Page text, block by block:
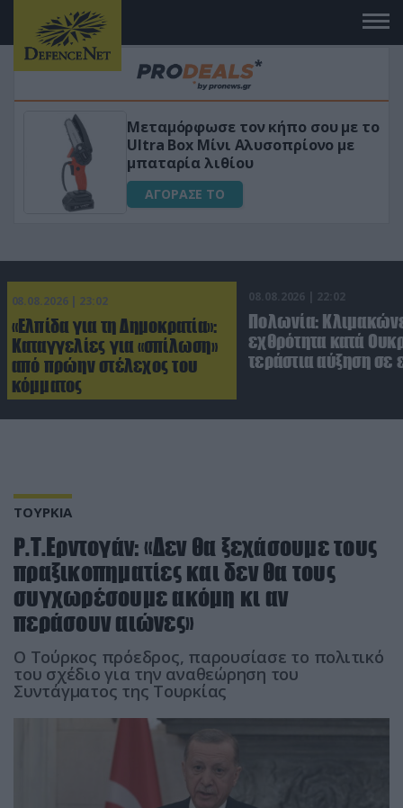
τον κήπο σου με το
Αλυσοπρίονο με
«Μαγική»
για αύξηση της
08.08.2026 | 23:02
«Ελπίδα για τη Δημοκρατία»:
Καταγγελίες για «σπίλωση»
από πρώην στέλεχος του
κόμματος
08.08.2026 | 22:02
Πολωνία:
εχθρότητα κατά
τεράστια αύξηση σε
ΤΟΥΡΚΙΑ
Ρ.Τ.Ερντογάν: «Δεν θα ξεχάσουμε τους
πραξικοπηματίες και δεν θα τους
συγχωρέσουμε ακόμη κι αν
περάσουν αιώνες»
Ο Τούρκος πρόεδρος, παρουσίασε το πολιτικό
του σχέδιο για την αναθεώρηση του
Συντάγματος της Τουρκίας